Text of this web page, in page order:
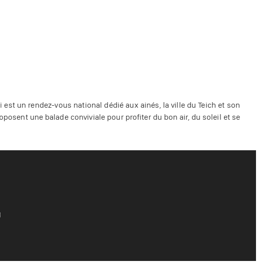
est un rendez-vous national dédié aux ainés, la ville du Teich et son
une balade conviviale pour profiter du bon air, du soleil et se